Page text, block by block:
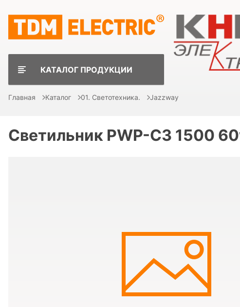
КАТАЛОГ ПРОДУКЦИИ
Главная Каталог 01. Светотехника. Jazzway
Светильник PWP-С3 1500